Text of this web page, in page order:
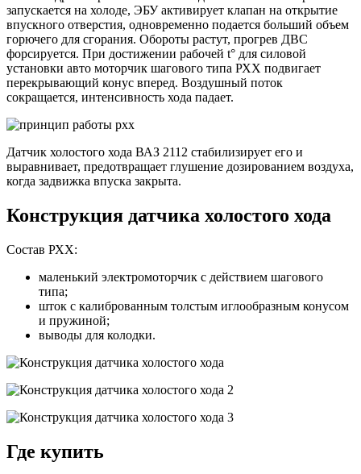
запускается на холоде, ЭБУ активирует клапан на открытие
впускного отверстия, одновременно подается больший объем
горючего для сгорания. Обороты растут, прогрев ДВС
форсируется. При достижении рабочей t° для силовой
установки авто моторчик шагового типа РХХ подвигает
перекрывающий конус вперед. Воздушный поток
сокращается, интенсивность хода падает.
Датчик холостого хода ВАЗ 2112 стабилизирует его и
выравнивает, предотвращает глушение дозированием воздуха,
когда задвижка впуска закрыта.
Конструкция датчика холостого хода
Состав РХХ:
маленький электромоторчик с действием шагового
типа;
шток с калиброванным толстым иглообразным конусом
и пружиной;
выводы для колодки.
Где купить